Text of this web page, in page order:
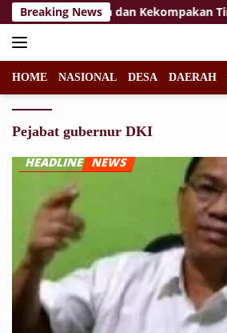
Langsung
ke
konten
Breaking News
Disiplin dan Kekompakan Tim
HOME NASIONAL DESA DAERAH
Pejabat gubernur DKI